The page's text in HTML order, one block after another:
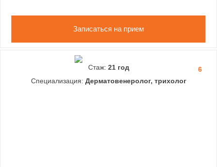
Записаться на прием
6
Стаж: 21 год
Специализация: Дерматовенеролог, трихолог